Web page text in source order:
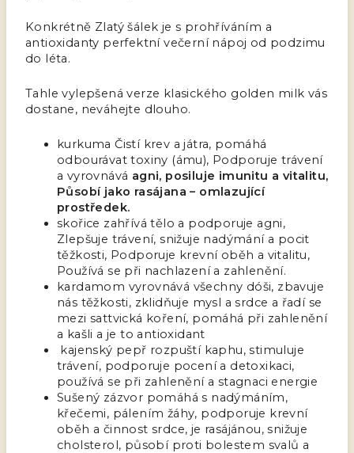
Konkrétně Zlatý šálek je s prohříváním a
antioxidanty perfektní večerní nápoj od podzimu
do léta.
Tahle vylepšená verze klasického golden milk vás
dostane, neváhejte dlouho.
kurkuma Čistí krev a játra, pomáhá
odbourávat toxiny (ámu), Podporuje trávení
a vyrovnává agni, posiluje imunitu a vitalitu,
Působí jako rasájana – omlazující
prostředek.
skořice zahřívá tělo a podporuje agni,
Zlepšuje trávení, snižuje nadýmání a pocit
těžkosti, Podporuje krevní oběh a vitalitu,
Používá se při nachlazení a zahlenění.
kardamom vyrovnává všechny dóši, zbavuje
nás těžkosti, zklidňuje mysl a srdce a řadí se
mezi sattvická koření, pomáhá při zahlenění
a kašli a je to antioxidant
kajenský pepř rozpuští kaphu, stimuluje
trávení, podporuje pocení a detoxikaci,
používá se při zahlenění a stagnaci energie
Sušený zázvor pomáhá s nadýmáním,
křečemi, pálením žáhy, podporuje krevní
oběh a činnost srdce, je rasájánou, snižuje
cholsterol, působí proti bolestem svalů a